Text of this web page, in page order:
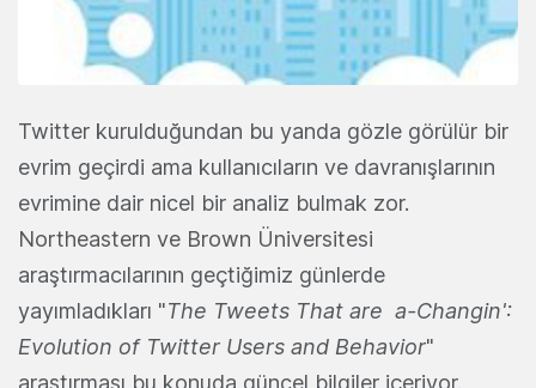
Twitter kurulduğundan bu yanda gözle görülür bir
evrim geçirdi ama kullanıcıların ve davranışlarının
evrimine dair nicel bir analiz bulmak zor.
Northeastern ve Brown Üniversitesi
araştırmacılarının geçtiğimiz günlerde
yayımladıkları "The Tweets That are a-Changin':
Evolution of Twitter Users and Behavior"
araştırması bu konuda güncel bilgiler içeriyor.